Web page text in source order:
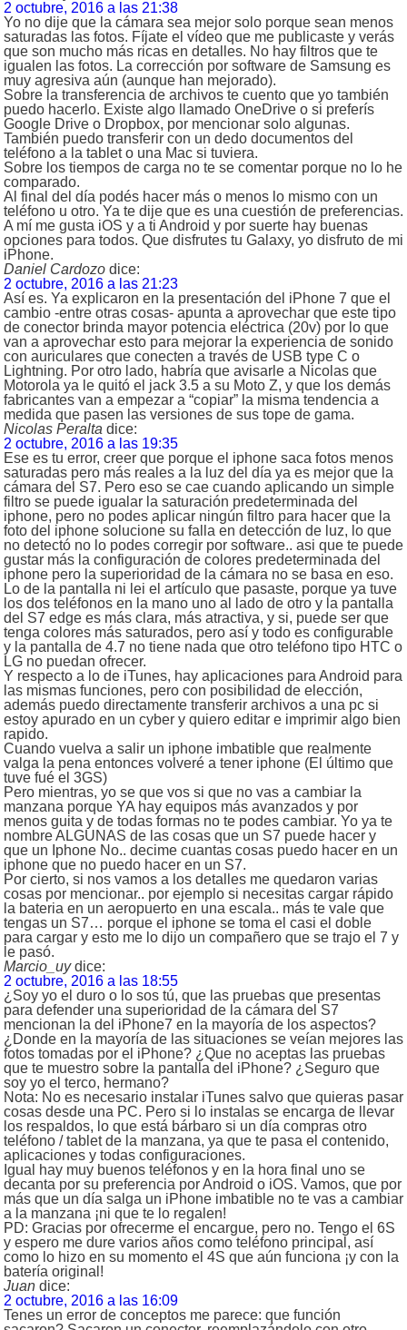
2 octubre, 2016 a las 21:38
Yo no dije que la cámara sea mejor solo porque sean menos
saturadas las fotos. Fíjate el vídeo que me publicaste y verás
que son mucho más ricas en detalles. No hay filtros que te
igualen las fotos. La corrección por software de Samsung es
muy agresiva aún (aunque han mejorado).
Sobre la transferencia de archivos te cuento que yo también
puedo hacerlo. Existe algo llamado OneDrive o si preferís
Google Drive o Dropbox, por mencionar solo algunas.
También puedo transferir con un dedo documentos del
teléfono a la tablet o una Mac si tuviera.
Sobre los tiempos de carga no te se comentar porque no lo he
comparado.
Al final del día podés hacer más o menos lo mismo con un
teléfono u otro. Ya te dije que es una cuestión de preferencias.
A mí me gusta iOS y a ti Android y por suerte hay buenas
opciones para todos. Que disfrutes tu Galaxy, yo disfruto de mi
iPhone.
Daniel Cardozo dice:
2 octubre, 2016 a las 21:23
Así es. Ya explicaron en la presentación del iPhone 7 que el
cambio -entre otras cosas- apunta a aprovechar que este tipo
de conector brinda mayor potencia eléctrica (20v) por lo que
van a aprovechar esto para mejorar la experiencia de sonido
con auriculares que conecten a través de USB type C o
Lightning. Por otro lado, habría que avisarle a Nicolas que
Motorola ya le quitó el jack 3.5 a su Moto Z, y que los demás
fabricantes van a empezar a “copiar” la misma tendencia a
medida que pasen las versiones de sus tope de gama.
Nicolas Peralta dice:
2 octubre, 2016 a las 19:35
Ese es tu error, creer que porque el iphone saca fotos menos
saturadas pero más reales a la luz del día ya es mejor que la
cámara del S7. Pero eso se cae cuando aplicando un simple
filtro se puede igualar la saturación predeterminada del
iphone, pero no podes aplicar ningún filtro para hacer que la
foto del iphone solucione su falla en detección de luz, lo que
no detectó no lo podes corregir por software.. asi que te puede
gustar más la configuración de colores predeterminada del
iphone pero la superioridad de la cámara no se basa en eso.
Lo de la pantalla ni lei el artículo que pasaste, porque ya tuve
los dos teléfonos en la mano uno al lado de otro y la pantalla
del S7 edge es más clara, más atractiva, y si, puede ser que
tenga colores más saturados, pero así y todo es configurable
y la pantalla de 4.7 no tiene nada que otro teléfono tipo HTC o
LG no puedan ofrecer.
Y respecto a lo de iTunes, hay aplicaciones para Android para
las mismas funciones, pero con posibilidad de elección,
además puedo directamente transferir archivos a una pc si
estoy apurado en un cyber y quiero editar e imprimir algo bien
rapido.
Cuando vuelva a salir un iphone imbatible que realmente
valga la pena entonces volveré a tener iphone (El último que
tuve fué el 3GS)
Pero mientras, yo se que vos si que no vas a cambiar la
manzana porque YA hay equipos más avanzados y por
menos guita y de todas formas no te podes cambiar. Yo ya te
nombre ALGUNAS de las cosas que un S7 puede hacer y
que un Iphone No.. decime cuantas cosas puedo hacer en un
iphone que no puedo hacer en un S7.
Por cierto, si nos vamos a los detalles me quedaron varias
cosas por mencionar.. por ejemplo si necesitas cargar rápido
la bateria en un aeropuerto en una escala.. más te vale que
tengas un S7… porque el iphone se toma el casi el doble
para cargar y esto me lo dijo un compañero que se trajo el 7 y
le pasó.
Marcio_uy dice:
2 octubre, 2016 a las 18:55
¿Soy yo el duro o lo sos tú, que las pruebas que presentas
para defender una superioridad de la cámara del S7
mencionan la del iPhone7 en la mayoría de los aspectos?
¿Donde en la mayoría de las situaciones se veían mejores las
fotos tomadas por el iPhone? ¿Que no aceptas las pruebas
que te muestro sobre la pantalla del iPhone? ¿Seguro que
soy yo el terco, hermano?
Nota: No es necesario instalar iTunes salvo que quieras pasar
cosas desde una PC. Pero si lo instalas se encarga de llevar
los respaldos, lo que está bárbaro si un día compras otro
teléfono / tablet de la manzana, ya que te pasa el contenido,
aplicaciones y todas configuraciones.
Igual hay muy buenos teléfonos y en la hora final uno se
decanta por su preferencia por Android o iOS. Vamos, que por
más que un día salga un iPhone imbatible no te vas a cambiar
a la manzana ¡ni que te lo regalen!
PD: Gracias por ofrecerme el encargue, pero no. Tengo el 6S
y espero me dure varios años como teléfono principal, así
como lo hizo en su momento el 4S que aún funciona ¡y con la
batería original!
Juan dice:
2 octubre, 2016 a las 16:09
Tenes un error de conceptos me parece: que función